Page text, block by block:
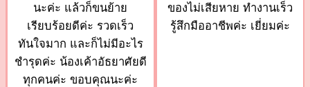
นะค่ะ แล้วก็ขนย้าย
เรียบร้อยดีค่ะ รวดเร็ว
ทันใจมาก และก็ไม่มีอะไร
ชำรุดค่ะ น้องเค้าอัธยาศัยดี
ทุกคนค่ะ ขอบคุณนะค่ะ
ของไม่เสียหาย ทำงานเร็ว
รู้สึกมืออาชีพค่ะ เยี่ยมค่ะ